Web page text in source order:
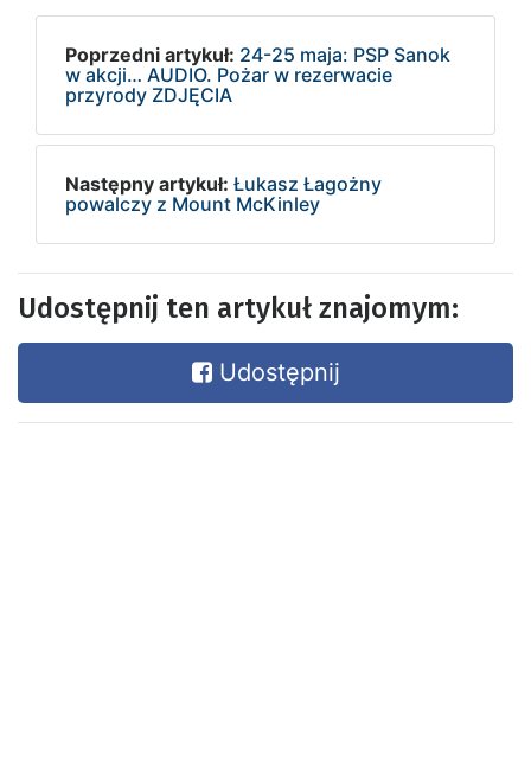
Poprzedni artykuł: 24-25 maja: PSP Sanok
w akcji… AUDIO. Pożar w rezerwacie
przyrody ZDJĘCIA
Następny artykuł: Łukasz Łagożny
powalczy z Mount McKinley
Udostępnij ten artykuł znajomym:
Udostępnij